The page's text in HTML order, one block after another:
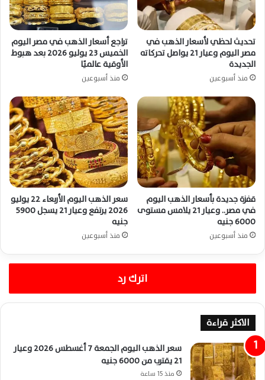
تحديث لحظي لأسعار الذهب في
مصر اليوم وعيار 21 يواصل تحركاته
الجديدة
منذ أسبوعين
تراجع أسعار الذهب في مصر اليوم
الخميس 23 يوليو 2026 بعد هبوط
الأوقية عالميًا
منذ أسبوعين
قفزة جديدة بأسعار الذهب اليوم
في مصر.. وعيار 21 يلامس مستوى
6000 جنيه
منذ أسبوعين
سعر الذهب اليوم الأربعاء 22 يوليو
2026 يرتفع وعيار 21 يسجل 5900
جنيه
منذ أسبوعين
اترك رد
الاكثر قراءة
سعر الذهب اليوم الجمعة 7 أغسطس 2026 وعيار
21 يقترب من 6000 جنيه
منذ 15 ساعة